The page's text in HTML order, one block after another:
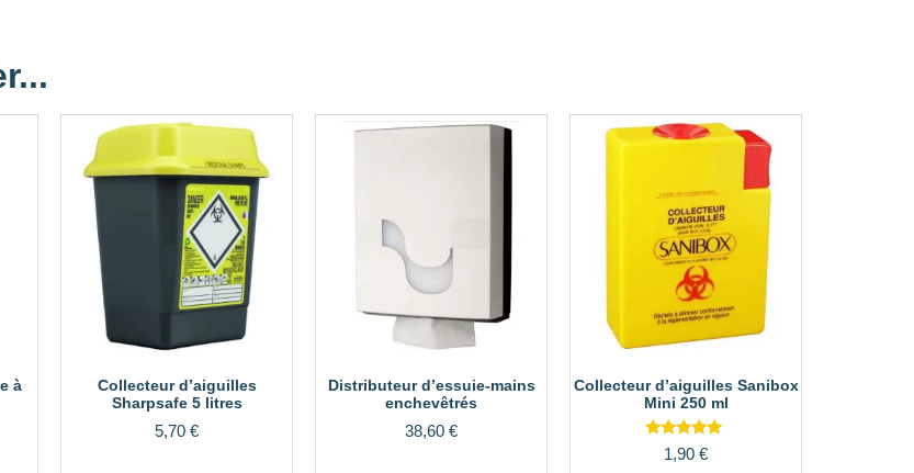
à
Collecteur d’aiguilles
Sharpsafe 5 litres
5,70 €
Distributeur d’essuie-mains
enchevêtrés
38,60 €
Collecteur d’aiguilles Sanibox
Mini 250 ml
Note
5.00
1,90 €